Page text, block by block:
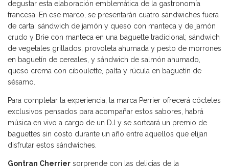
degustar esta elaboración emblemática de la gastronomía
francesa. En ese marco, se presentarán cuatro sándwiches fuera
de carta: sándwich de jamón y queso con manteca y de jamón
crudo y Brie con manteca en una baguette tradicional; sándwich
de vegetales grillados, provoleta ahumada y pesto de morrones
en baguetín de cereales, y sándwich de salmón ahumado,
queso crema con ciboulette, palta y rúcula en baguetín de
sésamo.
Para completar la experiencia, la marca Perrier ofrecerá cócteles
exclusivos pensados para acompañar estos sabores, habrá
música en vivo a cargo de un DJ y se sorteará un premio de
baguettes sin costo durante un año entre aquellos que elijan
disfrutar estos sándwiches.
Gontran Cherrier sorprende con las delicias de la